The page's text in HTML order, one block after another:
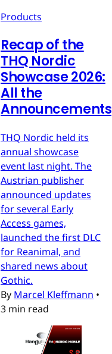
Products
Recap of the
THQ Nordic
Showcase 2026:
All the
Announcements
THQ Nordic held its
annual showcase
event last night. The
Austrian publisher
announced updates
for several Early
Access games,
launched the first DLC
for Reanimal, and
shared news about
Gothic.
By Marcel Kleffmann •
3 min read